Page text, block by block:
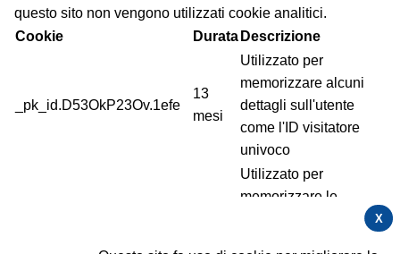
X
questo sito non vengono utilizzati cookie analitici.
Cookie
Durata Descrizione
_pk_id.D53OkP23Ov.1efe
13
mesi
Utilizzato per
memorizzare alcuni
dettagli sull'utente
come l'ID visitatore
univoco
Utilizzato per
memorizzare le